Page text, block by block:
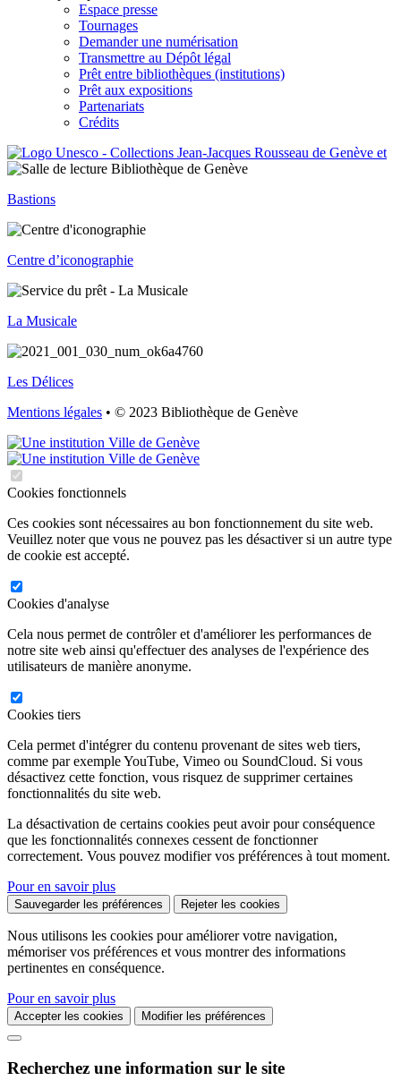
Espace presse
Tournages
Demander une numérisation
Transmettre au Dépôt légal
Prêt entre bibliothèques (institutions)
Prêt aux expositions
Partenariats
Crédits
Bastions
Centre d’iconographie
La Musicale
Les Délices
Mentions légales • © 2023 Bibliothèque de Genève
Cookies fonctionnels
Ces cookies sont nécessaires au bon fonctionnement du site web.
Veuillez noter que vous ne pouvez pas les désactiver si un autre type
de cookie est accepté.
Cookies d'analyse
Cela nous permet de contrôler et d'améliorer les performances de
notre site web ainsi qu'effectuer des analyses de l'expérience des
utilisateurs de manière anonyme.
Cookies tiers
Cela permet d'intégrer du contenu provenant de sites web tiers,
comme par exemple YouTube, Vimeo ou SoundCloud. Si vous
désactivez cette fonction, vous risquez de supprimer certaines
fonctionnalités du site web.
La désactivation de certains cookies peut avoir pour conséquence
que les fonctionnalités connexes cessent de fonctionner
correctement. Vous pouvez modifier vos préférences à tout moment.
Pour en savoir plus
Sauvegarder les préférences Rejeter les cookies
Nous utilisons les cookies pour améliorer votre navigation,
mémoriser vos préférences et vous montrer des informations
pertinentes en conséquence.
Pour en savoir plus
Accepter les cookies Modifier les préférences
Recherchez une information sur le site